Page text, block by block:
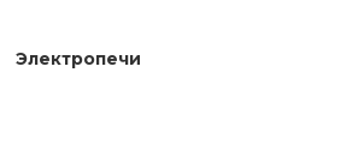
Электропечи